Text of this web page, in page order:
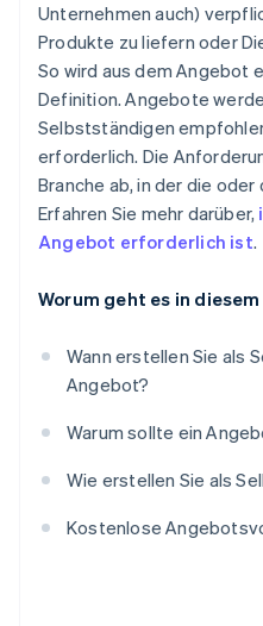
Unternehmen auch)
Produkte zu liefern oder
So wird aus dem Angebot
Definition. Angebote
Selbstständigen
erforderlich. Die
Branche ab, in der die
Erfahren Sie mehr darüber,
Angebot erforderlich ist.
Worum geht es in
Wann erstellen Sie als
Angebot?
Warum sollte ein
Wie erstellen Sie als
Kostenlose